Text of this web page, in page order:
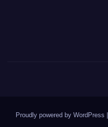
Proudly powered by WordPress |